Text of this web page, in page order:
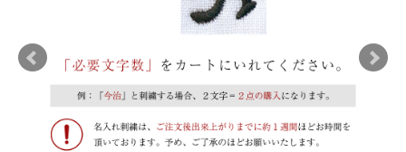
刺繍について
お買い物ガイド